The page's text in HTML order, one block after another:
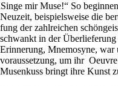
Singe mir Muse!“ So
Neu­zeit, bei­spiels­weise die
fung der zahl­rei­chen
schwankt in der
Erin­ne­rung, Mne­mo­syne,
vor­aus­set­zung, um ihr
Musen­kuss bringt ihre Kunst